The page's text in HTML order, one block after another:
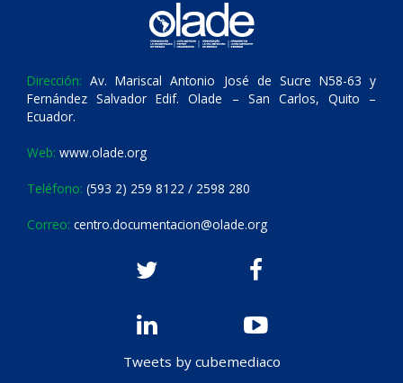
Dirección: Av. Mariscal Antonio José de Sucre N58-63 y
Fernández Salvador Edif. Olade – San Carlos, Quito –
Ecuador.
Web: www.olade.org
Teléfono: (593 2) 259 8122 / 2598 280
Correo: centro.documentacion@olade.org
Tweets by cubemediaco